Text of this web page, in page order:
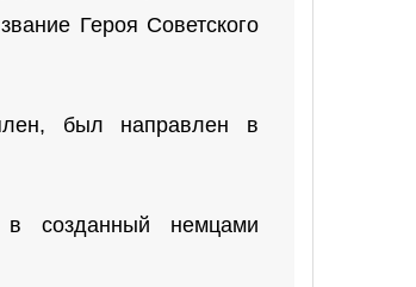
Героя Советского
был направлен в
созданный немцами